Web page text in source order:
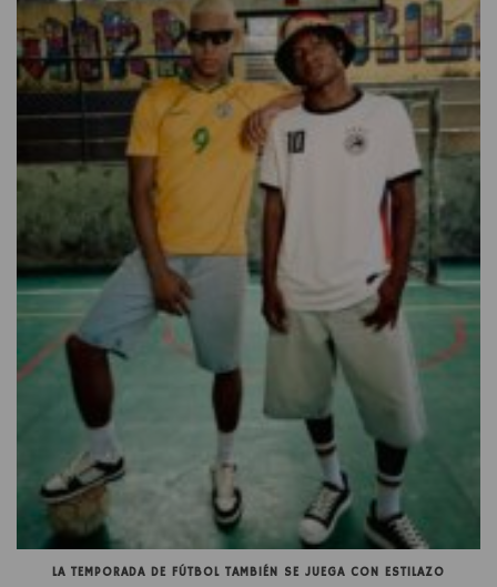
LA TEMPORADA DE FÚTBOL TAMBIÉN SE JUEGA CON ESTILAZO